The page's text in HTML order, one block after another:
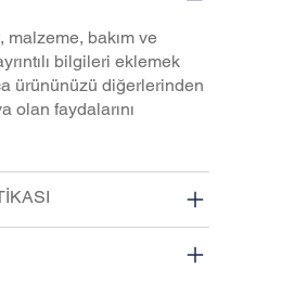
bakım ve
bilgileri eklemek
ürününüzü diğerlerinden
olan faydalarını